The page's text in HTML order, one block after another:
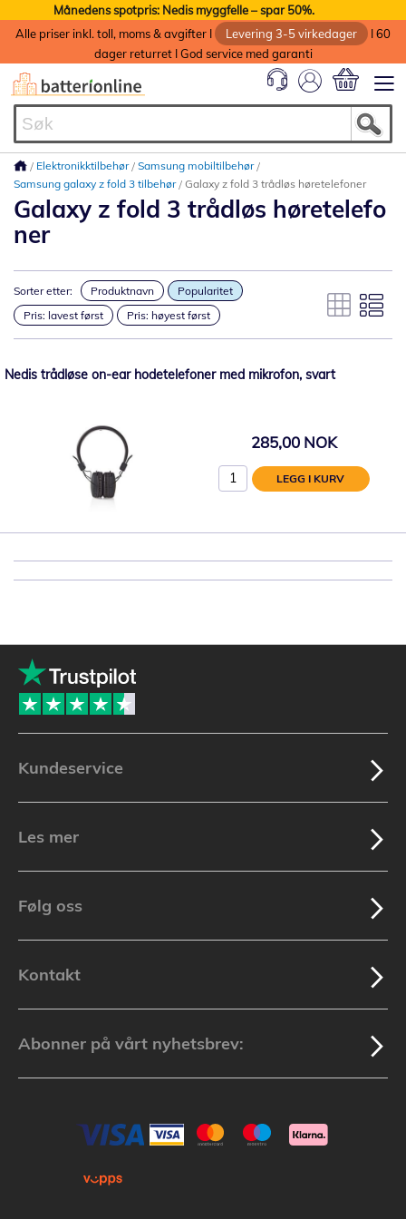
Månedens spotpris: Nedis myggfelle – spar 50%.
Alle priser inkl. toll, moms & avgifter I
Levering 3-5 virkedager
I 60
dager returret I God service med garanti
Elektronikktilbehør Samsung mobiltilbehør
Samsung galaxy z fold 3 tilbehør Galaxy z fold 3 trådløs høretelefoner
Galaxy z fold 3 trådløs høretelefo
ner
Sorter etter: Produktnavn
Popularitet
Pris: lavest først
Pris: høyest først
Nedis trådløse on-ear hodetelefoner med mikrofon, svart
285,00 NOK
LEGG I KURV
Kundeservice
Les mer
Følg oss
Kontakt
Abonner på vårt nyhetsbrev: